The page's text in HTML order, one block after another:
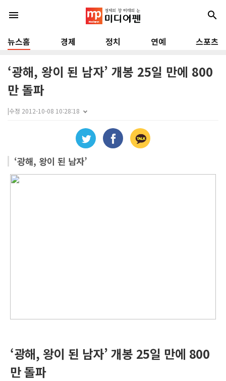
menu search
뉴스홈 경제 정치 연예 스포츠
‘광해, 왕이 된 남자’ 개봉 25일 만에 800
만 돌파
|수정 2012-10-08 10:28:18
‘광해, 왕이 된 남자’
‘광해, 왕이 된 남자’ 개봉 25일 만에 800
만 돌파